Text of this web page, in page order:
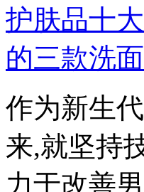
作为新生
来,就坚持
力于改善